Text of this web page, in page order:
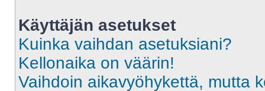
Käyttäjän asetukset
Kuinka vaihdan asetuksiani?
Kellonaika on väärin!
Vaihdoin aikavyöhykettä, mutta